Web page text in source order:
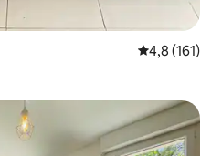
4,8 av 5 i
4,8 (161)